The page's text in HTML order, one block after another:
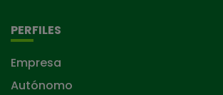
PERFILES
Empresa
Autónomo